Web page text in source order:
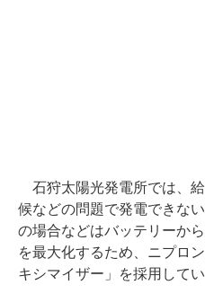
石狩太陽光発電所では、
候などの問題で発電できな
の場合などはバッテリーか
を最大化するため、ニプロ
キシマイザー」を採用してい